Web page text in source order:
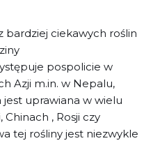
bardziej ciekawych roślin
pospolicie w
Azji m.in. w Nepalu,
jest uprawiana w wielu
, Rosji czy
tej rośliny jest niezwykle